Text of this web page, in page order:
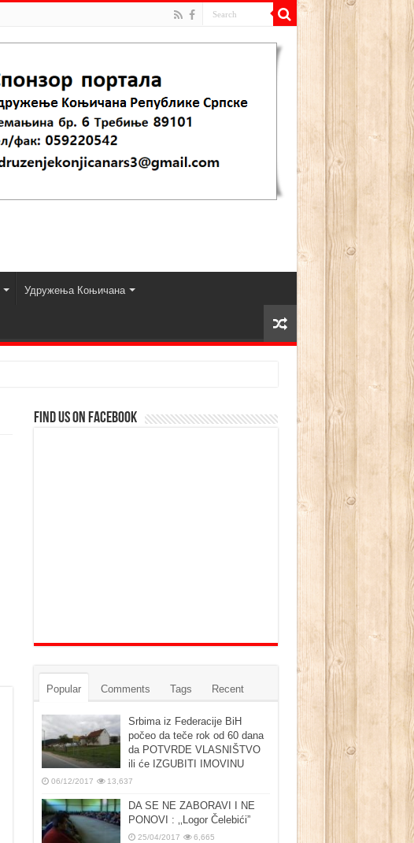
Удружења Коњичана
Find us on Facebook
Popular Comments Tags Recent
Srbima iz Federacije BiH
počeo da teče rok od 60 dana
da POTVRDE VLASNIŠTVO
ili će IZGUBITI IMOVINU
06/12/2017 13,637
DA SE NE ZABORAVI I NE
PONOVI : ‚‚Logor Čelebići”
25/04/2017 6,665